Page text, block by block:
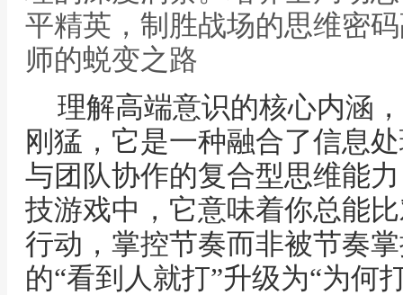
平精英，制胜战场的思维密
师的蜕变之路
理解高端意识的核心内涵
刚猛，它是一种融合了信息
与团队协作的复合型思维能
技游戏中，它意味着你总能
行动，掌控节奏而非被节奏
的“看到人就打”升级为“为何